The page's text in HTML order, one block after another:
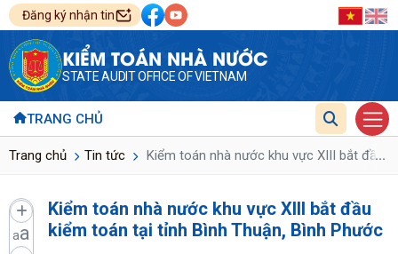
Đăng ký nhận tin
KIỂM TOÁN NHÀ NƯỚC
STATE AUDIT OFFICE OF VIETNAM
TRANG CHỦ
Trang chủ Tin tức Kiểm toán nhà nước khu vực XIII bắt đầu
...
aa
Kiểm toán nhà nước khu vực XIII bắt đầu
kiểm toán tại tỉnh Bình Thuận, Bình Phước